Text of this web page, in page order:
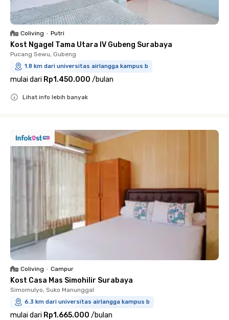
Coliving • Putri
Kost Ngagel Tama Utara IV Gubeng Surabaya
Pucang Sewu, Gubeng
1.8 km dari universitas airlangga kampus b
mulai dari Rp1.450.000 /bulan
Lihat info lebih banyak
Coliving • Campur
Kost Casa Mas Simohilir Surabaya
Simomulyo, Suko Manunggal
6.3 km dari universitas airlangga kampus b
mulai dari Rp1.665.000 /bulan